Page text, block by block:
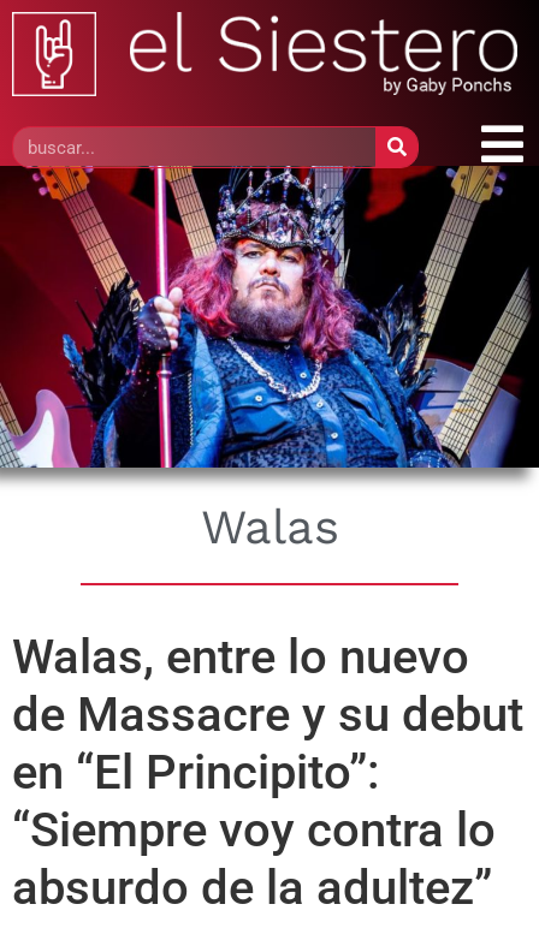
Walas
Walas, entre lo nuevo
de Massacre y su debut
en “El Principito”:
“Siempre voy contra lo
absurdo de la adultez”